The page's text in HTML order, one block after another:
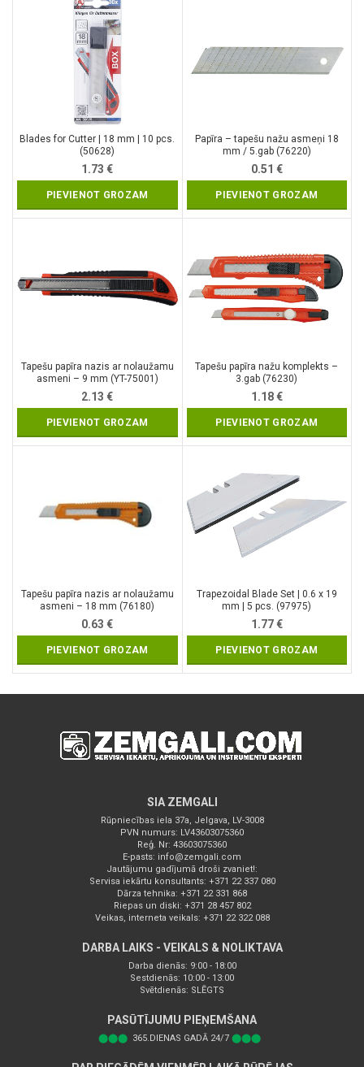
Blades for Cutter | 18 mm | 10 pcs.
(50628)
1.73€
PIEVIENOT GROZAM
Papīra – tapešu nažu asmeņi 18
mm / 5.gab (76220)
0.51 €
PIEVIENOT GROZAM
Tapešu papīra nazis ar nolaužamu
asmeni – 9 mm (YT-75001)
2.13€
PIEVIENOT GROZAM
Tapešu papīra nažu komplekts –
3.gab (76230)
1.18€
PIEVIENOT GROZAM
Tapešu papīra nazis ar nolaužamu
asmeni – 18 mm (76180)
0.63€
PIEVIENOT GROZAM
Trapezoidal Blade Set | 0.6 x 19
mm | 5 pcs. (97975)
1.77€
PIEVIENOT GROZAM
SIA ZEMGALI
Rūpniecības iela 37a, Jelgava, LV-3008
PVN numurs: LV43603075360
Reģ. Nr: 43603075360
E-pasts: info@zemgali.com
Jautājumu gadījumā droši zvaniet!:
Servisa iekārtu konsultants: +371 22 337 080
Dārza tehnika: +371 22 331 868
Riepas un diski: +371 28 457 802
Veikas, interneta veikals: +371 22 322 088
DARBA LAIKS - VEIKALS & NOLIKTAVA
Darba dienās: 9:00 - 18:00
Sestdienās: 10:00 - 13:00
Svētdienās: SLĒGTS
PASŪTĪJUMU PIEŅEMŠANA
⬤⬤⬤ 365.DIENAS GADĀ 24/7 ⬤⬤⬤